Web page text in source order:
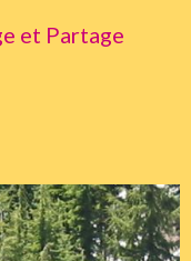
et Partage